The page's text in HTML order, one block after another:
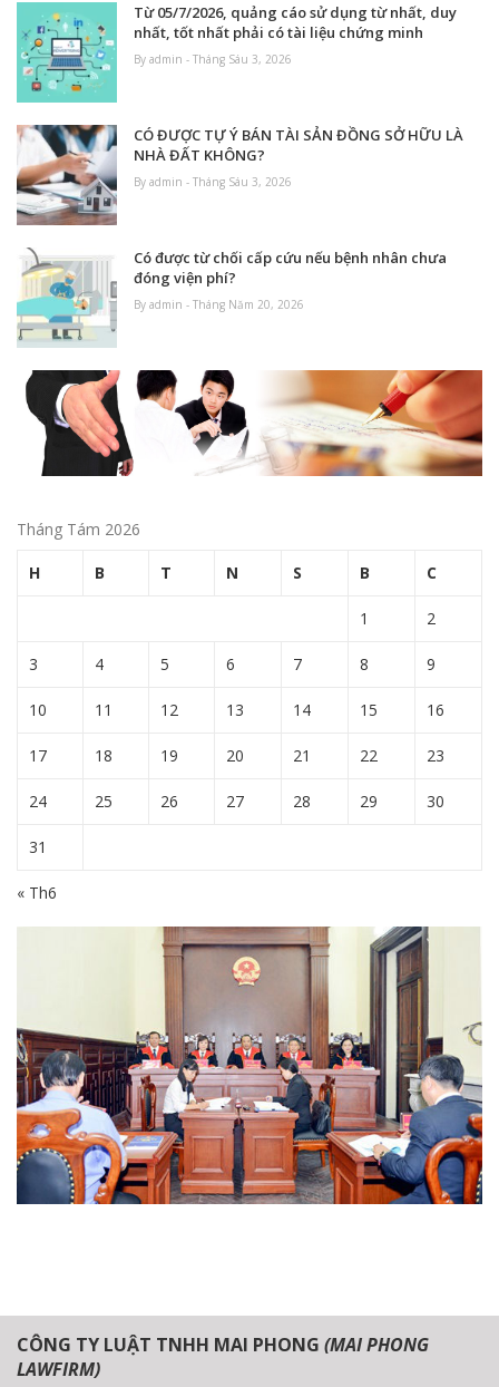
Từ 05/7/2026, quảng cáo sử dụng từ nhất, duy
nhất, tốt nhất phải có tài liệu chứng minh
By admin - Tháng Sáu 3, 2026
CÓ ĐƯỢC TỰ Ý BÁN TÀI SẢN ĐỒNG SỞ HỮU LÀ
NHÀ ĐẤT KHÔNG?
By admin - Tháng Sáu 3, 2026
Có được từ chối cấp cứu nếu bệnh nhân chưa
đóng viện phí?
By admin - Tháng Năm 20, 2026
Tháng Tám 2026
H B T N S B C
1 2
3 4 5 6 7 8 9
10 11 12 13 14 15 16
17 18 19 20 21 22 23
24 25 26 27 28 29 30
31
« Th6
CÔNG TY LUẬT TNHH MAI PHONG (MAI PHONG
LAWFIRM)